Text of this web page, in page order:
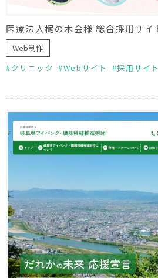
Web制作
クリニック
Webサイト
採用サイト